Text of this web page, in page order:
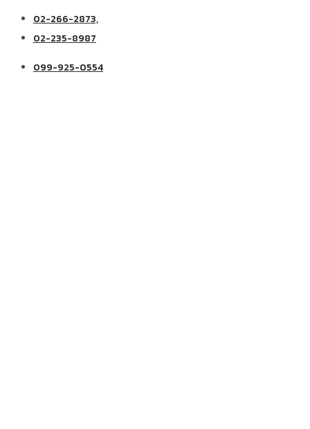
02-266-2873,
02-235-8987
099-925-0554